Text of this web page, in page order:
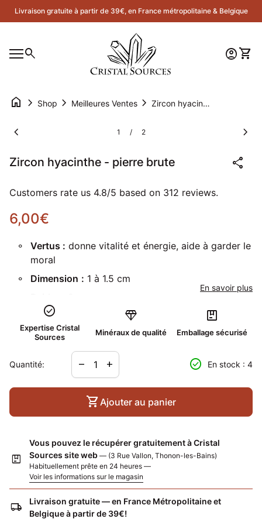
Skip to content
Livraison gratuite à partir de 39€, en France métropolitaine & Belgique
Navigation mobile
search
Accueil
Compte
account_circle Voir
shopping_cart
home chevron_right Shop chevron_right Meilleures Ventes chevron_right Zircon hyacinthe - pierre brute
chevron_left 1 / 2 chevron_right
Zircon hyacinthe - pierre brute share
Customers rate us 4.8/5 based on 312 reviews.
Prix normal
6,00€
Vertus : donne vitalité et énergie, aide à garder le
moral
Dimension : 1 à 1.5 cm
Localité
Astor, Gilgit-Baltistan, Pakistan
Cristaux incomplets de zircon hyacinthe, pouvant être
avec de la gangue (quartz, biotite et/ou calcite). La
est peu courante et les zircons présentent une
belle couleur rouge !
En savoir plus
check_circle
Expertise Cristal
Sources
diamond
Minéraux de qualité
package
Emballage sécurisé
Quantité:
Diminuer la quantité pour
remove
Augmenter la quantité pour
add check_circle En stock : 4
shopping_cart Ajouter au panier
package
Vous pouvez le récupérer gratuitement à Cristal
Sources site web — (3 Rue Vallon, Thonon-les-Bains)
Habituellement prête en 24 heures —
Voir les informations sur le magasin
local_shipping
Livraison gratuite — en France Métropolitaine et
Belgique à partir de 39€!